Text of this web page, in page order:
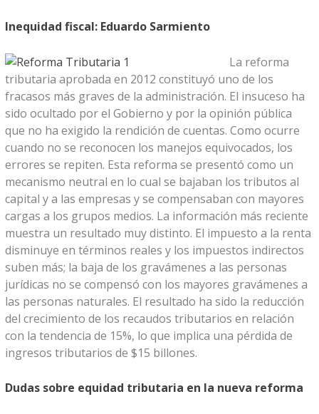
Inequidad fiscal: Eduardo Sarmiento
La reforma
tributaria aprobada en 2012 constituyó uno de los
fracasos más graves de la administración. El insuceso ha
sido ocultado por el Gobierno y por la opinión pública
que no ha exigido la rendición de cuentas. Como ocurre
cuando no se reconocen los manejos equivocados, los
errores se repiten. Esta reforma se presentó como un
mecanismo neutral en lo cual se bajaban los tributos al
capital y a las empresas y se compensaban con mayores
cargas a los grupos medios. La información más reciente
muestra un resultado muy distinto. El impuesto a la renta
disminuye en términos reales y los impuestos indirectos
suben más; la baja de los gravámenes a las personas
jurídicas no se compensó con los mayores gravámenes a
las personas naturales. El resultado ha sido la reducción
del crecimiento de los recaudos tributarios en relación
con la tendencia de 15%, lo que implica una pérdida de
ingresos tributarios de $15 billones.
Dudas sobre equidad tributaria en la nueva reforma